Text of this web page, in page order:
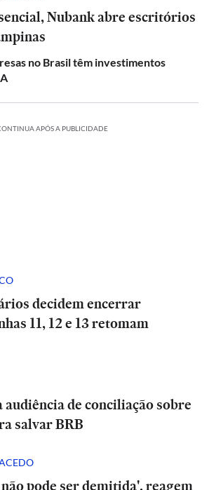
Nubank abre escritórios
no Brasil têm investimentos
APÓS A PUBLICIDADE
decidem encerrar
11, 12 e 13 retomam
audiência de conciliação sobre
salvar BRB
pode ser demitida', reagem